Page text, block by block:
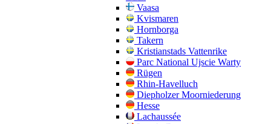
Vaasa
Kvismaren
Hornborga
Takern
Kristianstads Vattenrike
Parc National Ujscie Warty
Rügen
Rhin-Havelluch
Diepholzer Moorniederung
Hesse
Lachaussée